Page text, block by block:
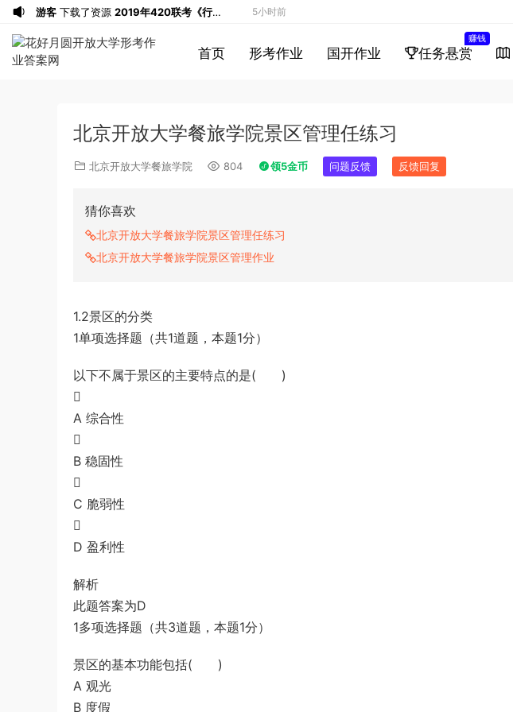
首页 形考作业 国开作业 任务悬赏
赚钱
北京开放大学餐旅学院景区管理任练习
北京开放大学餐旅学院 804 领5金币 问题反馈 反馈回复
猜你喜欢
北京开放大学餐旅学院景区管理任练习
北京开放大学餐旅学院景区管理作业
1.2景区的分类
1单项选择题（共1道题，本题1分）
以下不属于景区的主要特点的是( )

A 综合性

B 稳固性

C 脆弱性

D 盈利性
解析
此题答案为D
1多项选择题（共3道题，本题1分）
景区的基本功能包括( )
A 观光
B 度假
游客 下载了资源 2019年420联考《行
测》真题（河南县级以上）答案及解析
5小时前
u*******签到打卡，获得1元奖励
游客下载了资源
2013年广东公务员考试
5小时前
u******* 登录了本站 8小时前
登录了本站
联考《行测》真题答案及解析（河南卷）
签到打卡，获得1元奖励 9小时前
证考试《初中英语》真题解析
下载了资源2014年下半年教师资格
证考试《教育知识与能力》（中学）真题
（解析）
u*******签到打卡，获得1元奖励 3小时前
1*******登录了本站 3小时前